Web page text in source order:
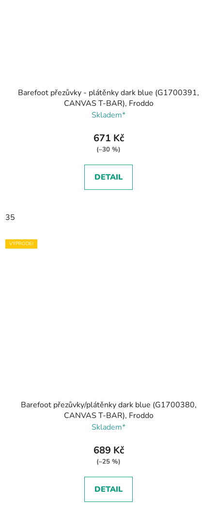
Barefoot přezůvky - plátěnky dark blue (G1700391,
CANVAS T-BAR), Froddo
Skladem*
671 Kč
(–30 %)
DETAIL
35
VÝPRODEJ
Barefoot přezůvky/plátěnky dark blue (G1700380,
CANVAS T-BAR), Froddo
Skladem*
689 Kč
(–25 %)
DETAIL